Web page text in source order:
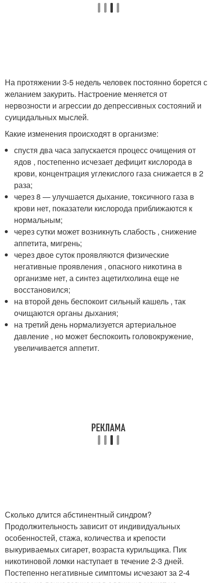
На протяжении 3-5 недель человек постоянно борется с
желанием закурить. Настроение меняется от
нервозности и агрессии до депрессивных состояний и
суицидальных мыслей.
Какие изменения происходят в организме:
спустя два часа запускается процесс очищения от
ядов , постепенно исчезает дефицит кислорода в
крови, концентрация углекислого газа снижается в 2
раза;
через 8 — улучшается дыхание, токсичного газа в
крови нет, показатели кислорода приближаются к
нормальным;
через сутки может возникнуть слабость , снижение
аппетита, мигрень;
через двое суток проявляются физические
негативные проявления , опасного никотина в
организме нет, а синтез ацетилхолина еще не
восстановился;
на второй день беспокоит сильный кашель , так
очищаются органы дыхания;
на третий день нормализуется артериальное
давление , но может беспокоить головокружение,
увеличивается аппетит.
Сколько длится абстинентный синдром?
Продолжительность зависит от индивидуальных
особенностей, стажа, количества и крепости
выкуриваемых сигарет, возраста курильщика. Пик
никотиновой ломки наступает в течение 2-3 дней.
Постепенно негативные симптомы исчезают за 2-4